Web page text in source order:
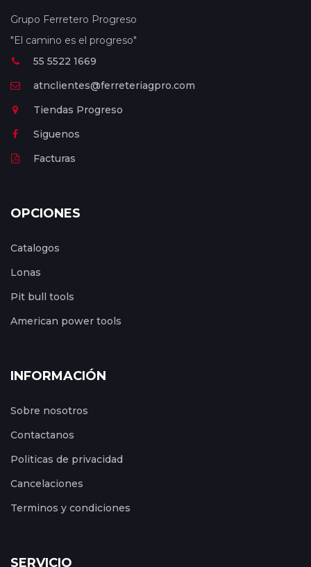
Grupo Ferretero Progreso
"El camino es el progreso"
55 5522 1669
atnclientes@ferreteriagpro.com
Tiendas Progreso
Siguenos
Facturas
OPCIONES
Catalogos
Lonas
Pit bull tools
American power tools
INFORMACIÓN
Sobre nosotros
Contactanos
Politicas de privacidad
Cancelaciones
Terminos y condiciones
SERVICIO